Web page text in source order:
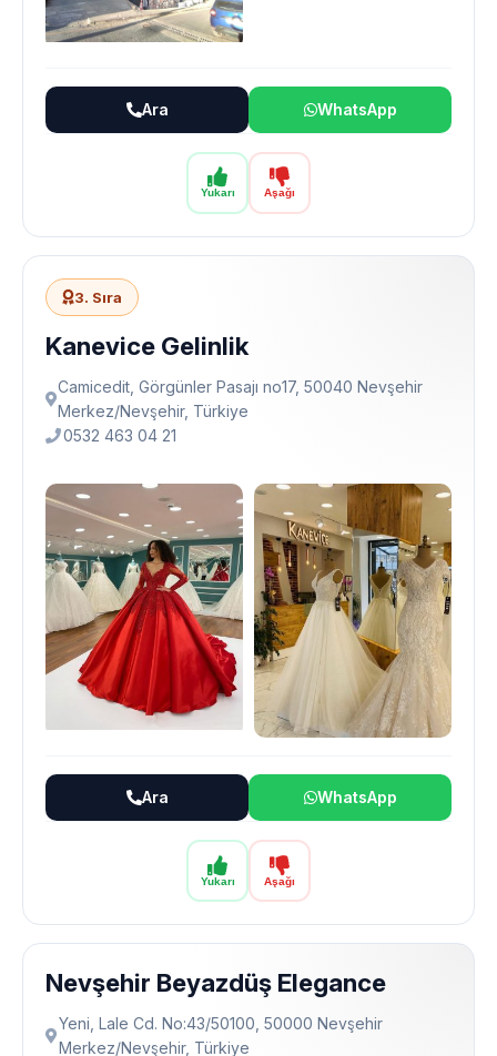
Yukarı Aşağı
Ara WhatsApp
3. Sıra
Yukarı Aşağı
Kanevice Gelinlik
Camicedit, Görgünler Pasajı no17, 50040 Nevşehir
Merkez/Nevşehir, Türkiye
0532 463 04 21
Ara WhatsApp
Nevşehir Beyazdüş Elegance
Yeni, Lale Cd. No:43/50100, 50000 Nevşehir
Merkez/Nevşehir, Türkiye